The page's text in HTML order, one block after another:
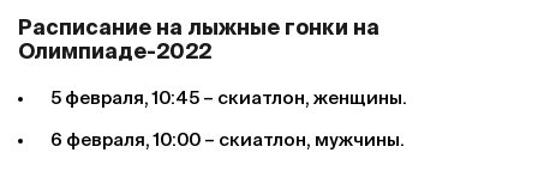
Расписание на лыжные гонки на
Олимпиаде-2022
5 февраля, 10:45 – скиатлон, женщины.
6 февраля, 10:00 – скиатлон, мужчины.